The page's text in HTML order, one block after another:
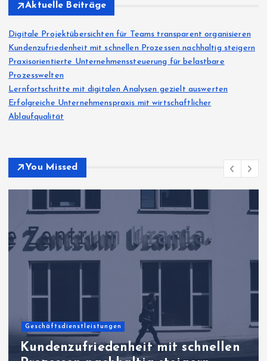
Aktuelle Beiträge
Digitale Projektübersichten für Teams transparent organisieren
Kundenzufriedenheit mit schnellen Prozessen nachhaltig steigern
Praxisorientierte Unternehmenssteuerung für belastbare
Prozesswelten
Lernfortschritte mit digitalen Analysen gezielt auswerten
Erfolgreiche Unternehmenspraxis mit wirtschaftlicher
Ablaufqualität
You Missed
Geschäftsdienstleistungen
Kundenzufriedenheit mit schnellen